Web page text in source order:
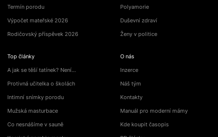
Termín porodu
Výpočet mateřské 2026
Rodičovský příspěvek 2026
Top články
A jak se těší tatínek? Není…
Protivná učitelka o školách
Intimní snímky porodu
Mužská masturbace
Co nesnášíme v sauně
Polyamorie
Duševní zdraví
Ženy v politice
O nás
Inzerce
Náš tým
Kontakty
Manuál pro moderní mámy
Kde koupit časopis